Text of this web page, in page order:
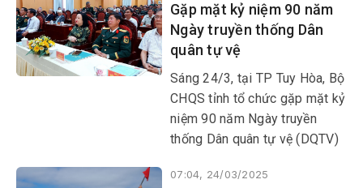
Gặp mặt kỷ niệm 90 năm
Ngày truyền thống Dân
quân tự vệ
Sáng 24/3, tại TP Tuy Hòa, Bộ
CHQS tỉnh tổ chức gặp mặt kỷ
niệm 90 năm Ngày truyền
thống Dân quân tự vệ (DQTV)
28/3/2025).
07:04, 24/03/2025